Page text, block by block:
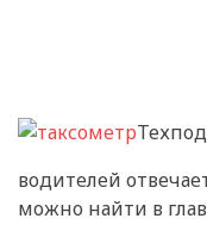
водителей
можно найти в